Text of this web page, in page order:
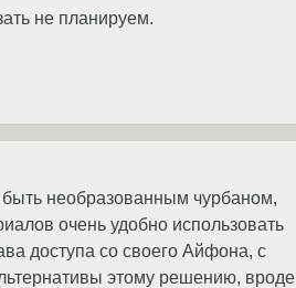
не планируем.
необразованным чурбаном,
очень удобно использовать
доступа со своего Айфона, с
этому решению, вроде